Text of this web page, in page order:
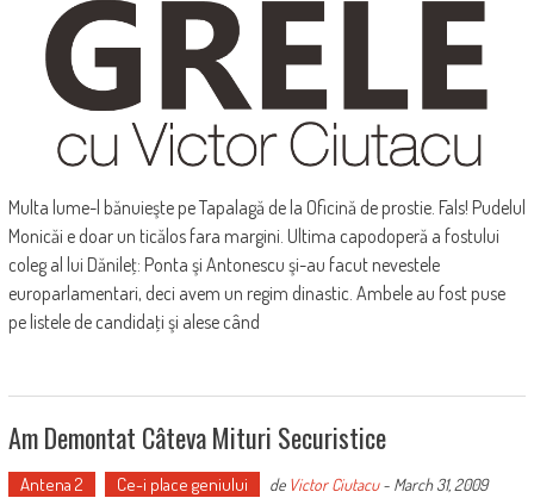
Multa lume-l bănuieşte pe Tapalagă de la Oficină de prostie. Fals! Pudelul
Monicăi e doar un ticălos fara margini. Ultima capodoperă a fostului
coleg al lui Dănileţ: Ponta şi Antonescu şi-au facut nevestele
europarlamentari, deci avem un regim dinastic. Ambele au fost puse
pe listele de candidaţi şi alese când
Am Demontat Câteva Mituri Securistice
Antena 2 Ce-i place geniului de Victor Ciutacu- March 31, 2009